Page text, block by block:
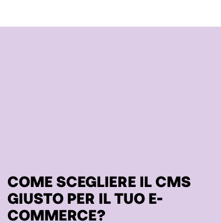
COME SCEGLIERE IL CMS
GIUSTO PER IL TUO E-
COMMERCE?